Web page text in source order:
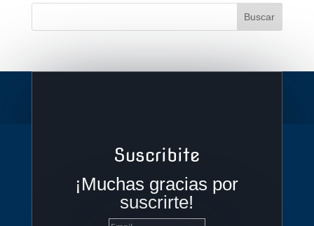
Suscribite
¡Muchas gracias por
suscrirte!